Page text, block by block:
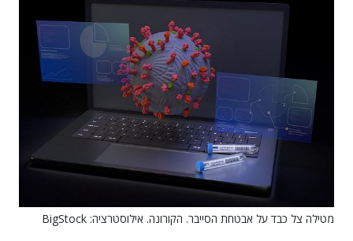
מטילה צל כבד על אבטחת הסייבר. הקורונה. אילוסטרציה: BigStock